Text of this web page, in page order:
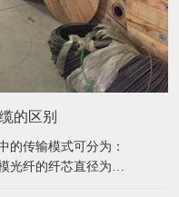
的区别
的传输模式可分为：